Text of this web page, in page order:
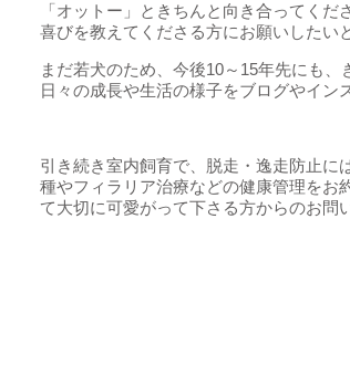
「オットー」ときちんと向き合ってく
喜びを教えてくださる方にお願いしたい
まだ若犬のため、今後10～15年先にも、
日々の成長や生活の様子をブログやイン
引き続き室内飼育で、脱走・逸走防止に
種やフィラリア治療などの健康管理をお
て大切に可愛がって下さる方からのお問